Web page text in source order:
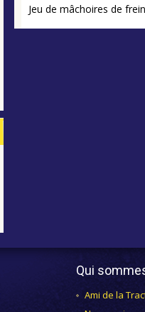
Jeu de mâchoires de
Qui
Ami de la